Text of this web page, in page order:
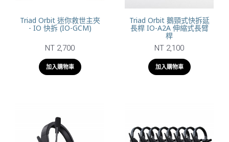
Triad Orbit 迷你救世主夾
- IO 快拆 (IO-GCM)
NT 2,700
加入購物車
Triad Orbit 鵝頸式快拆延
長桿 IO-A2A 伸縮式長臂
桿
NT 2,100
加入購物車